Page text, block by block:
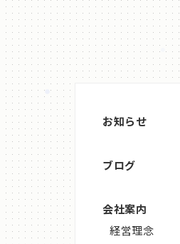
お知らせ
ブログ
会社案内
経営理念